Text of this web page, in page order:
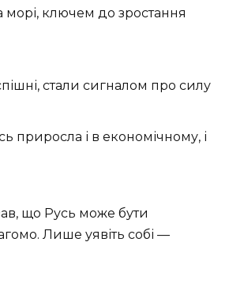
морі, ключем до зростання
стали сигналом про силу
приросла і в економічному, і
що Русь може бути
Лише уявіть собі —